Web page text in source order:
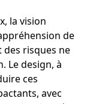
la vision
de
des risques ne
Le design, à
ces
avec